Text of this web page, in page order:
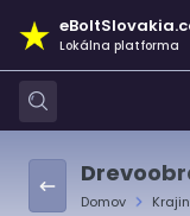
Lokálna platforma
Domov